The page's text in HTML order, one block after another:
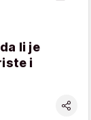
li je
i